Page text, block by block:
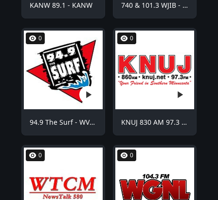
KANW 89.1 - KANW 740 & 101.3 WJIB - WJIB
0
94.9 The Surf - WVCO
0
KNUJ 830 AM 97.3 FM - KNUJ
0 0